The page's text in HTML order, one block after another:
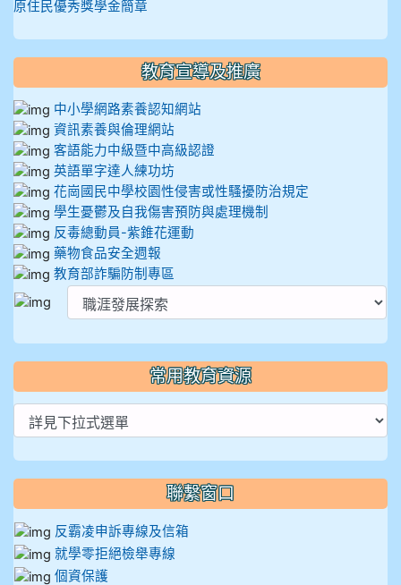
原住民優秀獎學金簡章
教育宣導及推廣
中小學網路素養認知網站
資訊素養與倫理網站
客語能力中級暨中高級認證
英語單字達人練功坊
花崗國民中學校園性侵害或性騷擾防治規定
學生憂鬱及自我傷害預防與處理機制
反毒總動員-紫錐花運動
藥物食品安全週報
教育部詐騙防制專區
常用教育資源
聯繫窗口
反霸凌申訴專線及信箱
就學零拒絕檢舉專線
個資保護